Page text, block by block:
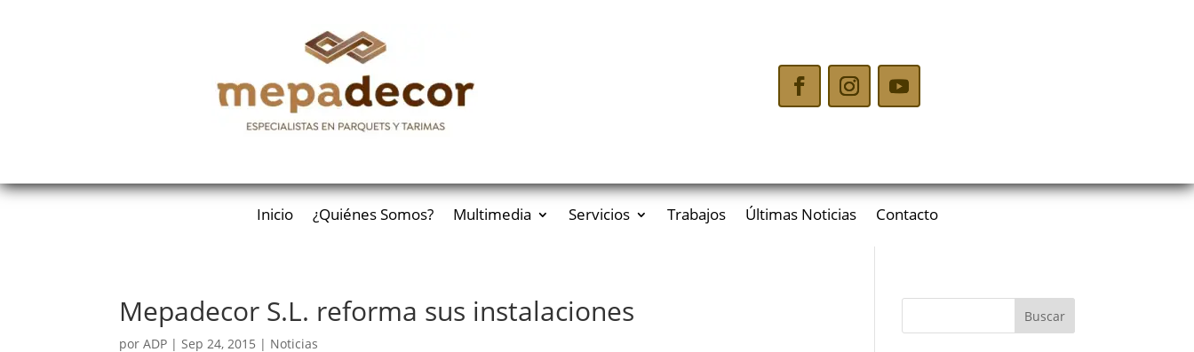
Inicio ¿Quiénes Somos? Multimedia Servicios Trabajos Últimas Noticias Contacto
Mepadecor S.L. reforma sus instalaciones
porADP | Sep 24, 2015 | Noticias